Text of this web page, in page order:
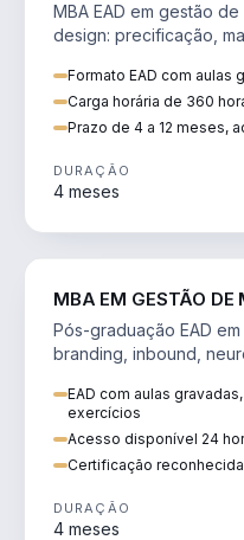
MBA EAD em gestão
design: precificação,
Formato EAD com aulas
Carga horária de 360
Prazo de 4 a 12 meses,
DURAÇÃO
4 meses
MBA EM GESTÃO DE
Pós-graduação EAD
branding, inbound,
EAD com aulas
exercícios
Acesso disponível 24
Certificação
DURAÇÃO
4 meses